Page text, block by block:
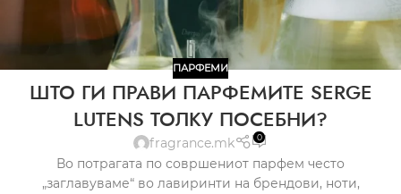
ПАРФЕМИ
ШТО ГИ ПРАВИ ПАРФЕМИТЕ SERGE
LUTENS ТОЛКУ ПОСЕБНИ?
fragrance.mk 0
Во потрагата по совршениот парфем често
„заглавуваме“ во лавиринти на брендови, ноти,